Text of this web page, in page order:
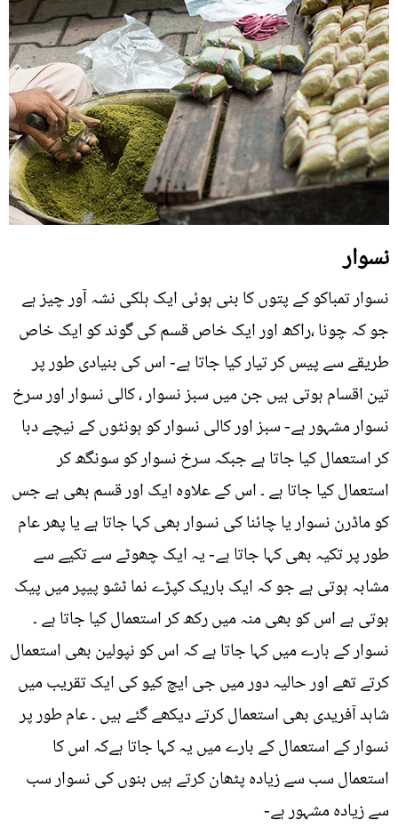
نسوار
نسوار تمباکو کے پتوں کا بنی ہوئی ایک ہلکی نشہ آور چیز ہے
جو کہ چونا ،راکھ اور ایک خاص قسم کی گوند کو ایک خاص
طریقے سے پیس کر تیار کیا جاتا ہے- اس کی بنیادی طور پر
تین اقسام ہوتی ہیں جن میں سبز نسوار ، کالی نسوار اور سرخ
نسوار مشہور ہے- سبز اور کالی نسوار کو ہونٹوں کے نیچے دبا
کر استعمال کیا جاتا ہے جبکہ سرخ نسوار کو سونگھ کر
استعمال کیا جاتا ہے ۔ اس کے علاوہ ایک اور قسم بھی ہے جس
کو ماڈرن نسوار یا چائنا کی نسوار بھی کہا جاتا ہے یا پھر عام
طور پر تکیہ بھی کہا جاتا ہے- یہ ایک چھوٹے سے تکیے سے
مشابہ ہوتی ہے جو کہ ایک باریک کپڑے نما ٹشو پیپر میں پیک
ہوتی ہے اس کو بھی منہ میں رکھ کر استعمال کیا جاتا ہے ۔
نسوار کے بارے میں کہا جاتا ہے کہ اس کو نپولین بھی استعمال
کرتے تھے اور حالیہ دور میں جی ایچ کیو کی ایک تقریب میں
شاہد آفریدی بھی استعمال کرتے دیکھے گئے ہیں ۔ عام طور پر
نسوار کے استعمال کے بارے میں یہ کہا جاتا ہےکہ اس کا
استعمال سب سے زيادہ پٹھان کرتے ہیں بنوں کی نسوار سب
سے زيادہ مشہور ہے-